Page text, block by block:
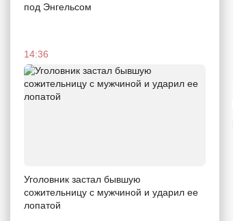
под Энгельсом
14:36
Уголовник застал бывшую
сожительницу с мужчиной и ударил ее
лопатой